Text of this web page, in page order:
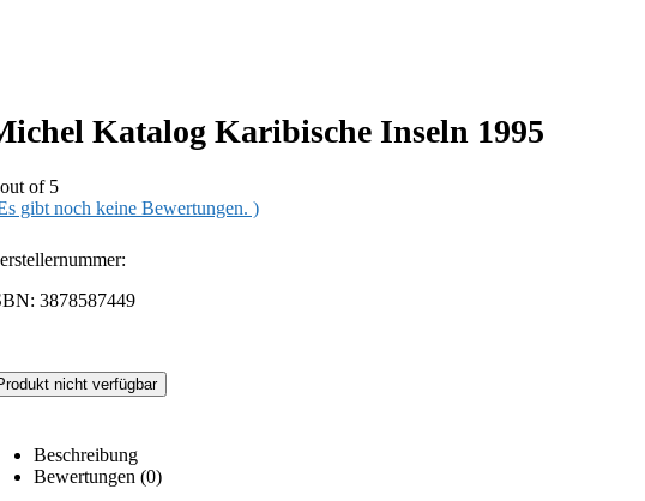
Katalog Karibische Inseln 1995
of 5
gibt noch keine Bewertungen. )
3878587449
nicht verfügbar
Beschreibung
Bewertungen (0)